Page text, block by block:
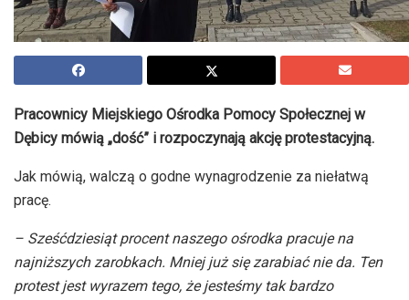
Pracownicy Miejskiego Ośrodka Pomocy Społecznej w
Dębicy mówią „dość” i rozpoczynają akcję protestacyjną.
Jak mówią, walczą o godne wynagrodzenie za niełatwą
pracę.
– Sześćdziesiąt procent naszego ośrodka pracuje na
najniższych zarobkach. Mniej już się zarabiać nie da. Ten
protest jest wyrazem tego, że jesteśmy tak bardzo